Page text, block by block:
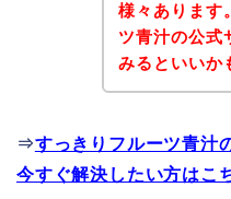
様々あります
ツ青汁の公式
みるといいか
⇒すっきりフルーツ青汁
今すぐ解決したい方はこ